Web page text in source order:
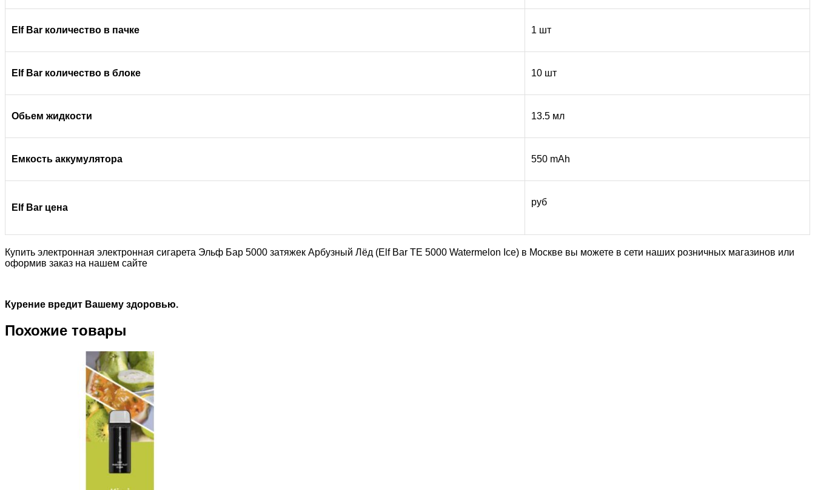
Elf Bar количество в пачке 1 шт
Elf Bar количество в блоке 10 шт
Обьем жидкости 13.5 мл
Емкость аккумулятора 550 mAh
Elf Bar цена
руб
Купить электронная электронная сигарета Эльф Бар 5000 затяжек Арбузный Лёд (Elf Bar TE 5000 Watermelon Ice) в Москве вы можете в сети наших розничных магазинов или
оформив заказ на нашем сайте
Курение вредит Вашему здоровью.
Похожие товары